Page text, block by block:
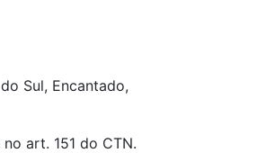
Sul, Encantado,
art. 151 do CTN.